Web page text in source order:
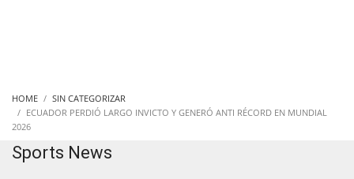
HOME
SIN CATEGORIZAR
ECUADOR PERDIÓ LARGO INVICTO Y GENERÓ ANTI RÉCORD EN MUNDIAL
2026
Sports News